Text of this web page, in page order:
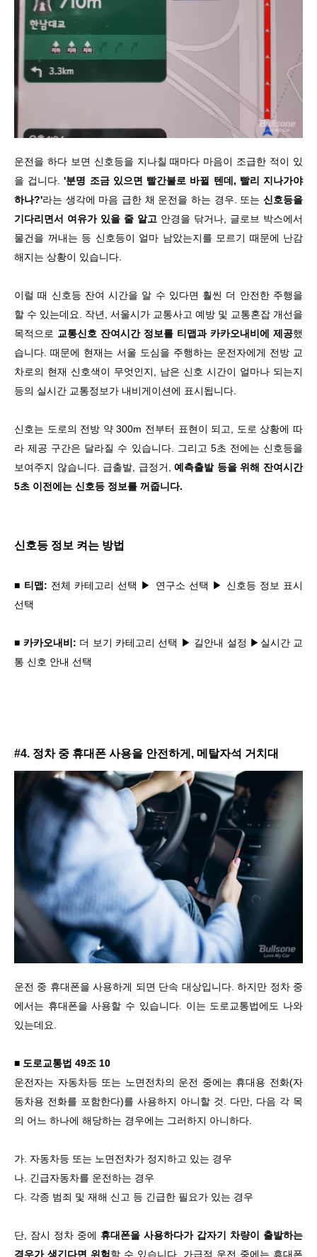
운전을 하다 보면 신호등을 지나칠 때마다 마음이 조급한 적이 있
을 겁니다. '분명 조금 있으면 빨간불로 바뀔 텐데, 빨리 지나가야
하나?'라는 생각에 마음 급한 채 운전을 하는 경우. 또는 신호등을
기다리면서 여유가 있을 줄 알고 안경을 닦거나, 글로브 박스에서
물건을 꺼내는 등 신호등이 얼마 남았는지를 모르기 때문에 난감
해지는 상황이 있습니다.
이럴 때 신호등 잔여 시간을 알 수 있다면 훨씬 더 안전한 주행을
할 수 있는데요. 작년, 서울시가 교통사고 예방 및 교통혼잡 개선을
목적으로 교통신호 잔여시간 정보를 티맵과 카카오내비에 제공했
습니다. 때문에 현재는 서울 도심을 주행하는 운전자에게 전방 교
차로의 현재 신호색이 무엇인지, 남은 신호 시간이 얼마나 되는지
등의 실시간 교통정보가 내비게이션에 표시됩니다.
신호는 도로의 전방 약 300m 전부터 표현이 되고, 도로 상황에 따
라 제공 구간은 달라질 수 있습니다. 그리고 5초 전에는 신호등을
보여주지 않습니다. 급출발, 급정거,예측출발 등을 위해 잔여시간
5초 이전에는 신호등 정보를 꺼줍니다.
신호등 정보 켜는 방법
■ 티맵: 전체 카테고리 선택 ▶ 연구소 선택 ▶ 신호등 정보 표시
선택
■ 카카오내비: 더 보기 카테고리 선택 ▶ 길안내 설정 ▶실시간 교
통 신호 안내 선택
#4. 정차 중 휴대폰 사용을 안전하게, 메탈자석 거치대
운전 중 휴대폰을 사용하게 되면 단속 대상입니다. 하지만 정차 중
에서는 휴대폰을 사용할 수 있습니다. 이는 도로교통법에도 나와
있는데요.
■ 도로교통법 49조 10
운전자는 자동차등 또는 노면전차의 운전 중에는 휴대용 전화(자
동차용 전화를 포함한다)를 사용하지 아니할 것. 다만, 다음 각 목
의 어느 하나에 해당하는 경우에는 그러하지 아니하다.
가. 자동차등 또는 노면전차가 정지하고 있는 경우
나. 긴급자동차를 운전하는 경우
다. 각종 범죄 및 재해 신고 등 긴급한 필요가 있는 경우
단, 잠시 정차 중에 휴대폰을 사용하다가 갑자기 차량이 출발하는
경우가 생긴다면 위험할 수 있습니다. 가급적 운전 중에는 휴대폰